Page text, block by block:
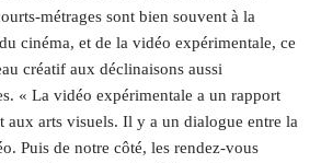
métrages sont bien souvent à la
cinéma, et de la vidéo expérimentale, ce
créatif aux déclinaisons aussi
« La vidéo expérimentale a un rapport
aux arts visuels. Il y a un dialogue entre la
Puis de notre côté, les rendez-vous